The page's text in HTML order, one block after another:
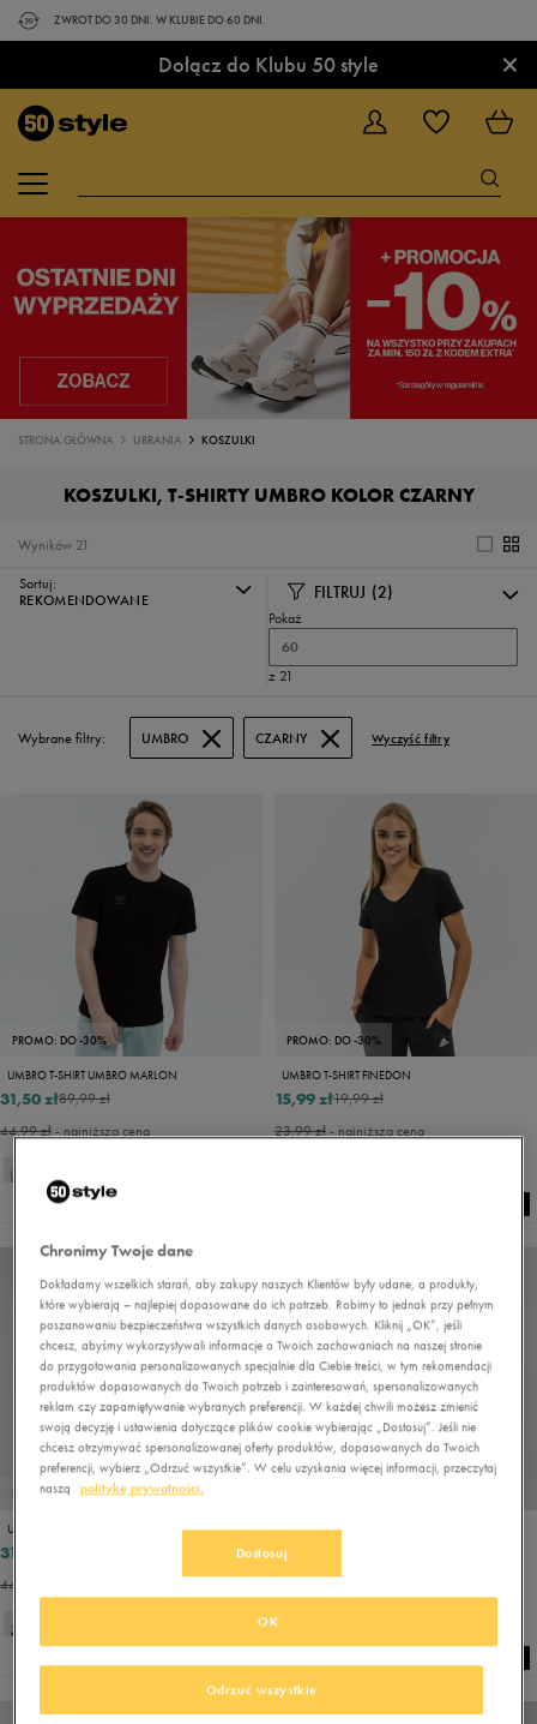
ZWROT DO 30 DNI. W KLUBIE DO 60 DNI.
Dołącz do Klubu 50 style ×
STRONA GŁÓWNA UBRANIA KOSZULKI
KOSZULKI, T-SHIRTY UMBRO KOLOR CZARNY
21
Wyników
Sortuj:
REKOMENDOWANE
FILTRUJ (2)
Pokaż
60
z 21
Wybrane filtry: UMBRO CZARNY Wyczyść filtry
PROMO: DO -30%
UMBRO T-SHIRT UMBRO MARLON
89,99 zł
31,50 zł
44,99 zł- najniższa cena
14
PROMO: DO -30%
UMBRO T-SHIRT FINEDON
19,99 zł
15,99 zł
23,99 zł- najniższa cena
PROMO: DO -30%
UMBRO T-SHIRT LARGE LOGO
31,50 zł
44,99 zł
UMBRO T-SHIRT ESS STRIPE
27,00 zł
Chronimy Twoje dane
Dokładamy wszelkich starań, aby zakupy naszych Klientów były udane, a produkty,
które wybierają – najlepiej dopasowane do ich potrzeb. Robimy to jednak przy pełnym
poszanowaniu bezpieczeństwa wszystkich danych osobowych. Kliknij „OK”, jeśli
chcesz, abyśmy wykorzystywali informacje o Twoich zachowaniach na naszej stronie
do przygotowania personalizowanych specjalnie dla Ciebie treści, w tym rekomendacji
produktów dopasowanych do Twoich potrzeb i zainteresowań, spersonalizowanych
reklam czy zapamiętywanie wybranych preferencji. W każdej chwili możesz zmienić
swoją decyzję i ustawienia dotyczące plików cookie wybierając „Dostosuj”. Jeśli nie
chcesz otrzymywać spersonalizowanej oferty produktów, dopasowanych do Twoich
preferencji, wybierz „Odrzuć wszystkie”. W celu uzyskania więcej informacji, przeczytaj
naszą
politykę prywatności.
Dostosuj
Odrzuć wszystkie
OK